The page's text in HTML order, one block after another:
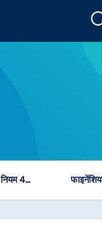
सेबी (LODR) रेग्युलेशन के नियम 46 और 62 के तहत डिस्क्लोज़र